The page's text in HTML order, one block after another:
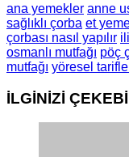
ana yemekler anne
sağlıklı çorba et
çorbası nasıl yapılır
osmanlı mutfağı pöç
mutfağı yöresel
İLGİNİZİ